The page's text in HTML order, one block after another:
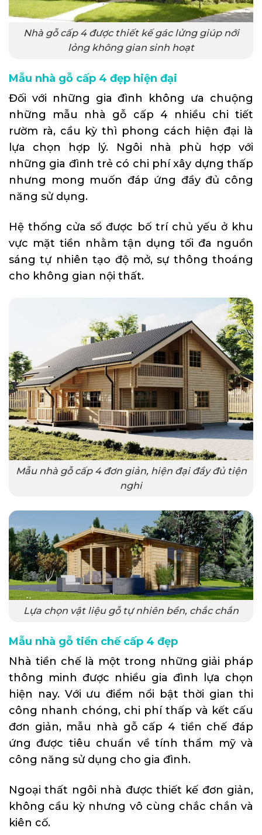
Nhà gỗ cấp 4 được thiết kế gác lửng giúp nới
lỏng không gian sinh hoạt
Mẫu nhà gỗ cấp 4 đẹp hiện đại
Đối với những gia đình không ưa chuộng
những mẫu nhà gỗ cấp 4 nhiều chi tiết
rườm rà, cầu kỳ thì phong cách hiện đại là
lựa chọn hợp lý. Ngôi nhà phù hợp với
những gia đình trẻ có chi phí xây dựng thấp
nhưng mong muốn đáp ứng đầy đủ công
năng sử dụng.
Hệ thống cửa sổ được bố trí chủ yếu ở khu
vực mặt tiền nhằm tận dụng tối đa nguồn
sáng tự nhiên tạo độ mở, sự thông thoáng
cho không gian nội thất.
Mẫu nhà gỗ cấp 4 đơn giản, hiện đại đầy đủ tiện
nghi
Lựa chọn vật liệu gỗ tự nhiên bền, chắc chắn
Mẫu nhà gỗ tiền chế cấp 4 đẹp
Nhà tiền chế là một trong những giải pháp
thông minh được nhiều gia đình lựa chọn
hiện nay. Với ưu điểm nổi bật thời gian thi
công nhanh chóng, chi phí thấp và kết cấu
đơn giản, mẫu nhà gỗ cấp 4 tiền chế đáp
ứng được tiêu chuẩn về tính thẩm mỹ và
công năng sử dụng cho gia đình.
Ngoại thất ngôi nhà được thiết kế đơn giản,
không cầu kỳ nhưng vô cùng chắc chắn và
kiên cố.